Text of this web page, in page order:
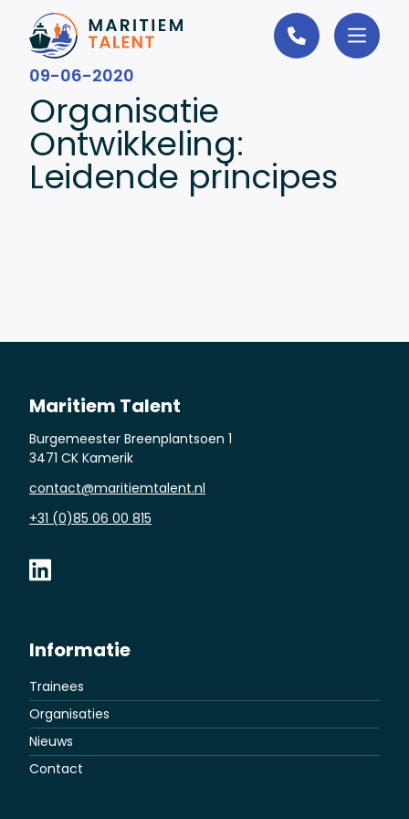
Ga naar de inhoud
09-06-2020
Organisatie
Ontwikkeling:
Leidende principes
Informatie
Trainees
Organisaties
Nieuws
Contact
Maritiem Talent
Burgemeester Breenplantsoen 1
3471 CK Kamerik
contact@maritiemtalent.nl
+31 (0)85 06 00 815